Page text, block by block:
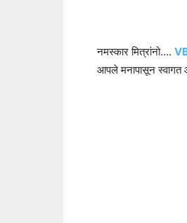
नमस्कार मित्रांनो….
आपले मनापासून स्वागत